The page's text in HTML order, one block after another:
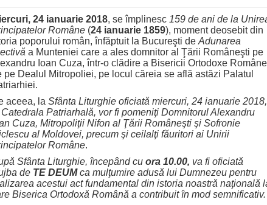
24 ianuarie 2018, se împlinesc 159 de ani de la
Române (24 ianuarie 1859), moment deosebit din
poporului român, înfăptuit la Bucureşti deAdunarea
a Munteniei care a ales domnitor al Ţării Româneşti pe
Ioan Cuza, într-o clădire a Bisericii Ortodoxe Române
pe Dealul Mitropoliei, pe locul căreia se află astăzi Palatul
aceea, la Sfânta Liturghie oficiată miercuri, 24 ianuarie 2018,
Patriarhală, vor fi pomeniţi Domnitorul Alexandru
Cuza, Mitropoliţii Nifon al Ţării Româneşti şi Sofronie
al Moldovei, precum şi ceilalţi făuritori ai Unirii
Române.
Sfânta Liturghie, începând cu ora 10.00, va fi oficiată
de TE DEUMca mulţumire adusă lui Dumnezeu pentru
acestui act fundamental din istoria noastră naţională
Biserica Ortodoxă Română a contribuit în mod semnificativ.